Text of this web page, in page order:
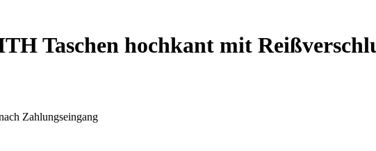
Taschen hochkant mit
Zahlungseingang